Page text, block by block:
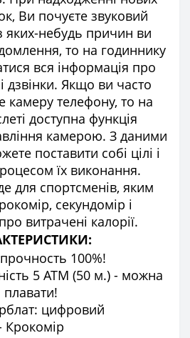
Ви почуєте звуковий
яких-небудь причин ви
то на годиннику
вся інформація про
дзвінки. Якщо ви часто
камеру телефону, то на
доступна функція
камерою. З даними
поставити собі цілі і
їх виконання.
для спортсменів, яким
секундомір і
витрачені калорії.
100%!
5 АТM (50 м.) - можна
плавати!
цифровий
Крокомір